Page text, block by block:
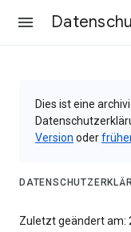
Dies ist eine
Version oder
Zuletzt geändert am: